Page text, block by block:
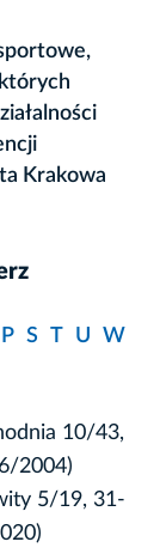
Krakowa
P S T U W
10/43,
2004)
5/19, 31-